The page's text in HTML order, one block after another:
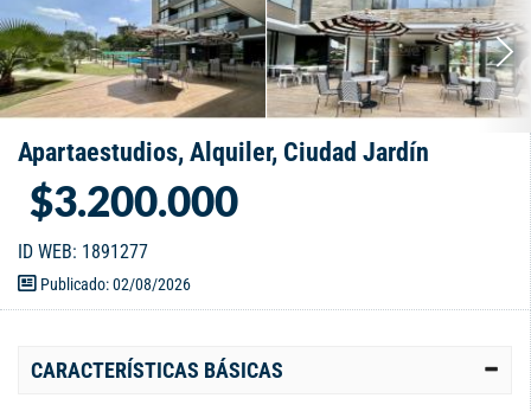
Apartaestudios, Alquiler, Ciudad Jardín
$3.200.000
ID WEB: 1891277
Publicado: 02/08/2026
CARACTERÍSTICAS BÁSICAS